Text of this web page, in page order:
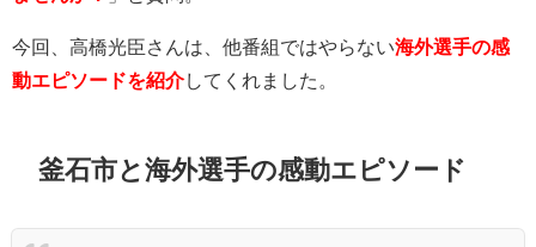
今回、高橋光臣さんは、他番組ではやらない海外選手の感
動エピソードを紹介してくれました。
釜石市と海外選手の感動エピソード